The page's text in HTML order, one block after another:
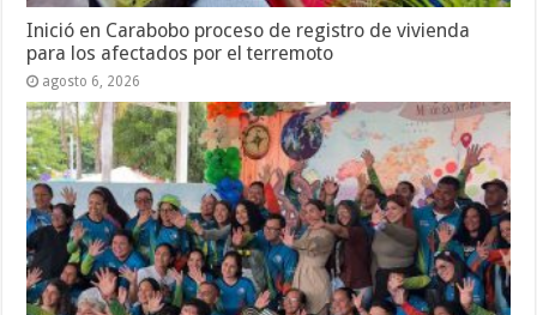
Inició en Carabobo proceso de registro de vivienda
para los afectados por el terremoto
agosto 6, 2026